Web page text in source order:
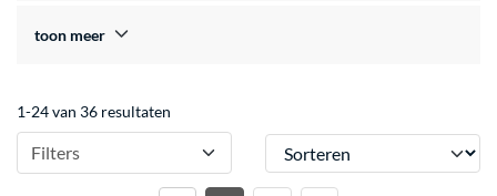
toon meer
1-24 van 36 resultaten
Filters Sorteren